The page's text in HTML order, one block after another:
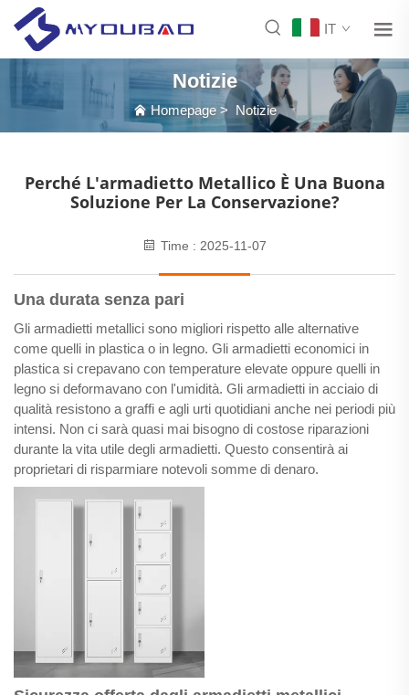
IT
Notizie
Homepage> Notizie
Perché L'armadietto Metallico È Una Buona
Soluzione Per La Conservazione?
Time : 2025-11-07
Una durata senza pari
Gli armadietti metallici sono migliori rispetto alle alternative
come quelli in plastica o in legno. Gli armadietti economici in
plastica si crepavano con temperature elevate oppure quelli in
legno si deformavano con l'umidità. Gli armadietti in acciaio di
qualità resistono a graffi e agli urti quotidiani anche nei periodi più
intensi. Non ci sarà quasi mai bisogno di costose riparazioni
durante la vita utile degli armadietti. Questo consentirà ai
proprietari di risparmiare notevoli somme di denaro.